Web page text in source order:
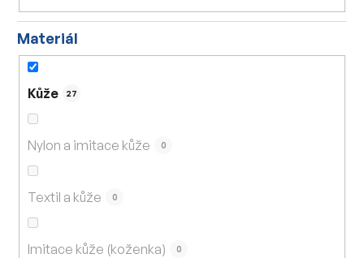
Materiál
Kůže 27
Nylon a imitace kůže 0
Textil a kůže 0
Imitace kůže (koženka) 0